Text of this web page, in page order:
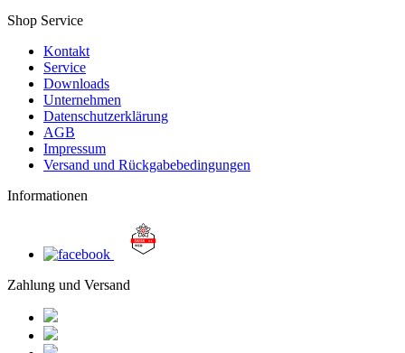
Shop Service
Kontakt
Service
Downloads
Unternehmen
Datenschutzerklärung
AGB
Impressum
Versand und Rückgabebedingungen
Informationen
Zahlung und Versand